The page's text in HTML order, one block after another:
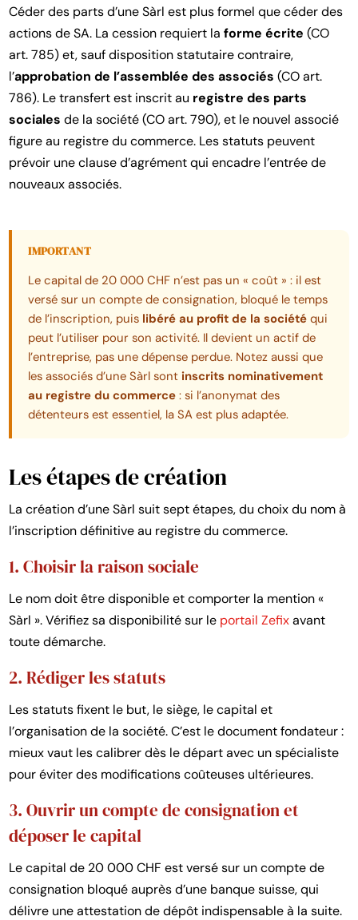
Céder des parts d’une Sàrl est plus formel que céder des
actions de SA. La cession requiert laforme écrite (CO
art. 785) et, sauf disposition statutaire contraire,
l’approbation de l’assemblée des associés (CO art.
786). Le transfert est inscrit au registre des parts
sociales de la société (CO art. 790), et le nouvel associé
figure au registre du commerce. Les statuts peuvent
prévoir une clause d’agrément qui encadre l’entrée de
nouveaux associés.
IMPORTANT
Le capital de 20 000 CHF n’est pas un « coût » : il est
versé sur un compte de consignation, bloqué le temps
de l’inscription, puis libéré au profit de la société qui
peut l’utiliser pour son activité. Il devient un actif de
l’entreprise, pas une dépense perdue. Notez aussi que
les associés d’une Sàrl sontinscrits nominativement
au registre du commerce : si l’anonymat des
détenteurs est essentiel, la SA est plus adaptée.
Les étapes de création
La création d’une Sàrl suit sept étapes, du choix du nom à
l’inscription définitive au registre du commerce.
1. Choisir la raison sociale
Le nom doit être disponible et comporter la mention «
Sàrl ». Vérifiez sa disponibilité sur le portail Zefixavant
toute démarche.
2. Rédiger les statuts
Les statuts fixent le but, le siège, le capital et
l’organisation de la société. C’est le document fondateur :
mieux vaut les calibrer dès le départ avec un spécialiste
pour éviter des modifications coûteuses ultérieures.
3. Ouvrir un compte de consignation et
déposer le capital
Le capital de 20 000 CHF est versé sur un compte de
consignation bloqué auprès d’une banque suisse, qui
délivre une attestation de dépôt indispensable à la suite.